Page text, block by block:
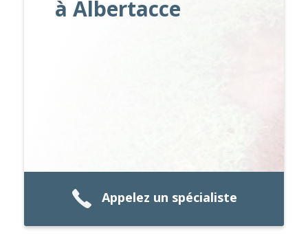
à Albertacce
Appelez un spécialiste